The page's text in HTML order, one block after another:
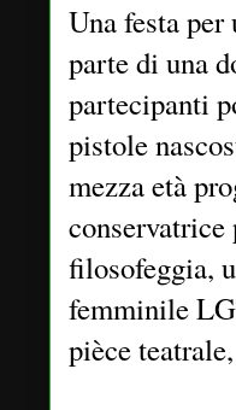
Una festa
parte di una
partecipanti
pistole
mezza età
conservatrice
filosofeggia,
femminile
pièce